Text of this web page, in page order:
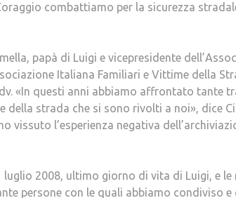
combattiamo per la sicurezza
papà di Luigi e vicepresidente
Italiana Familiari e Vittime della
«In questi anni abbiamo affrontato tante
strada che si sono rivolti a noi», dice
vissuto l’esperienza negativa
2008, ultimo giorno di vita di Luigi, e
persone con le quali abbiamo condiviso e